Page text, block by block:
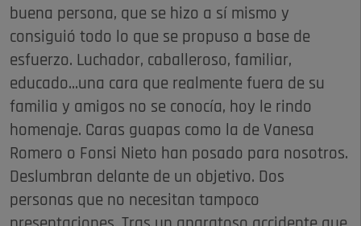
buena persona, que se hizo a sí mismo y
consiguió todo lo que se propuso a base de
esfuerzo. Luchador, caballeroso, familiar,
educado...una cara que realmente fuera de su
familia y amigos no se conocía, hoy le rindo
homenaje. Caras guapas como la de Vanesa
Romero o Fonsi Nieto han posado para nosotros.
Deslumbran delante de un objetivo. Dos
personas que no necesitan tampoco